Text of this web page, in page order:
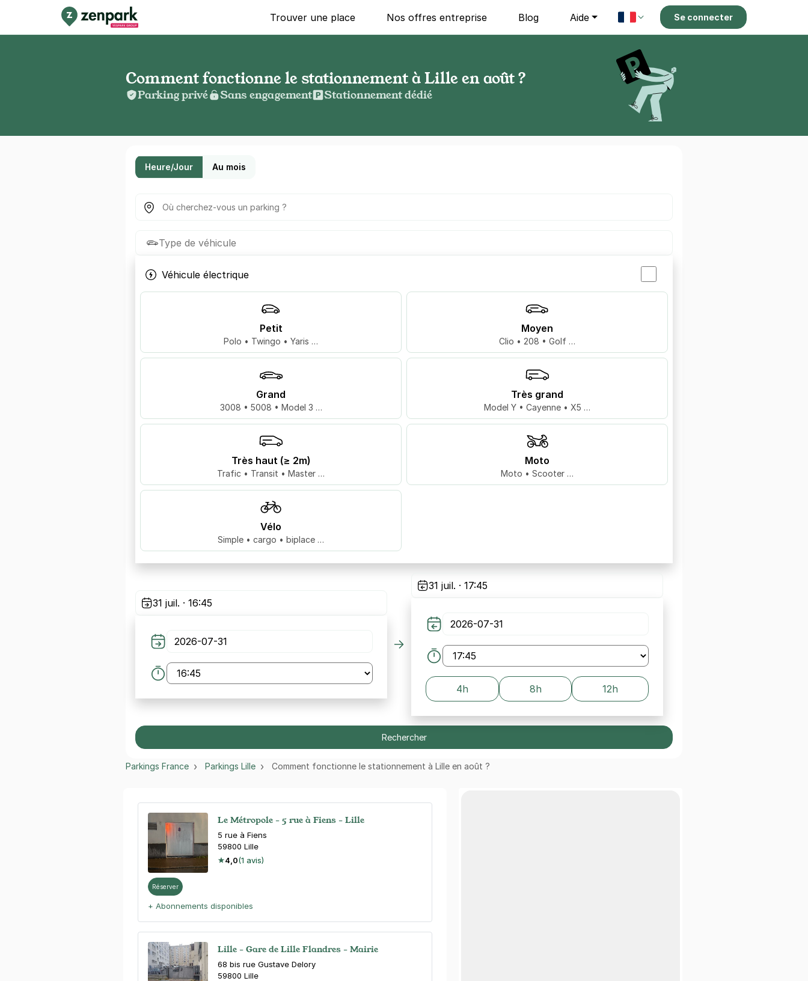
Trouver une place Nos offres entreprise Blog Aide Se connecter
Comment fonctionne le stationnement à Lille en août ?
Parking privé Sans engagement Stationnement dédié
Heure/Jour Au mois
Où cherchez-vous un parking ?
Type de véhicule
Véhicule électrique
Petit
Polo • Twingo • Yaris …
Moyen
Clio • 208 • Golf …
Grand
3008 • 5008 • Model 3 …
Très grand
Model Y • Cayenne • X5 …
Très haut (≥ 2m)
Trafic • Transit • Master …
Moto
Moto • Scooter …
Vélo
Simple • cargo • biplace …
31 juil. · 16:45
31 juil. · 17:45
4h 8h 12h
Rechercher
Parkings France Parkings Lille Comment fonctionne le stationnement à Lille en août ?
Le Métropole - 5 rue à Fiens - Lille
5 rue à Fiens
59800 Lille
4,0(1 avis)
Réserver
+ Abonnements disponibles
Lille - Gare de Lille Flandres - Mairie
68 bis rue Gustave Delory
59800 Lille